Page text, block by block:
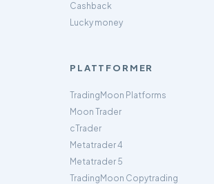
Cashback
Lucky money
PLATTFORMER
TradingMoon Platforms
Moon Trader
cTrader
Metatrader 4
Metatrader 5
TradingMoon Copytrading